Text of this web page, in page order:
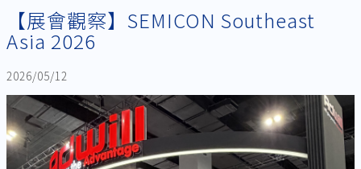
【展會觀察】SEMICON Southeast
Asia 2026
2026/05/12